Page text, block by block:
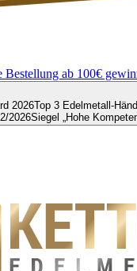
Bestellung ab 100€
2026Top 3 Edelmetall-
2026Siegel „Hohe